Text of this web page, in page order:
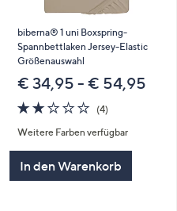
biberna® 1 uni Boxspring-
Spannbettlaken Jersey-Elastic
Größenauswahl
€ 34,95 - € 54,95
2.0
von
5
(4)
Weitere Farben verfügbar
In den Warenkorb